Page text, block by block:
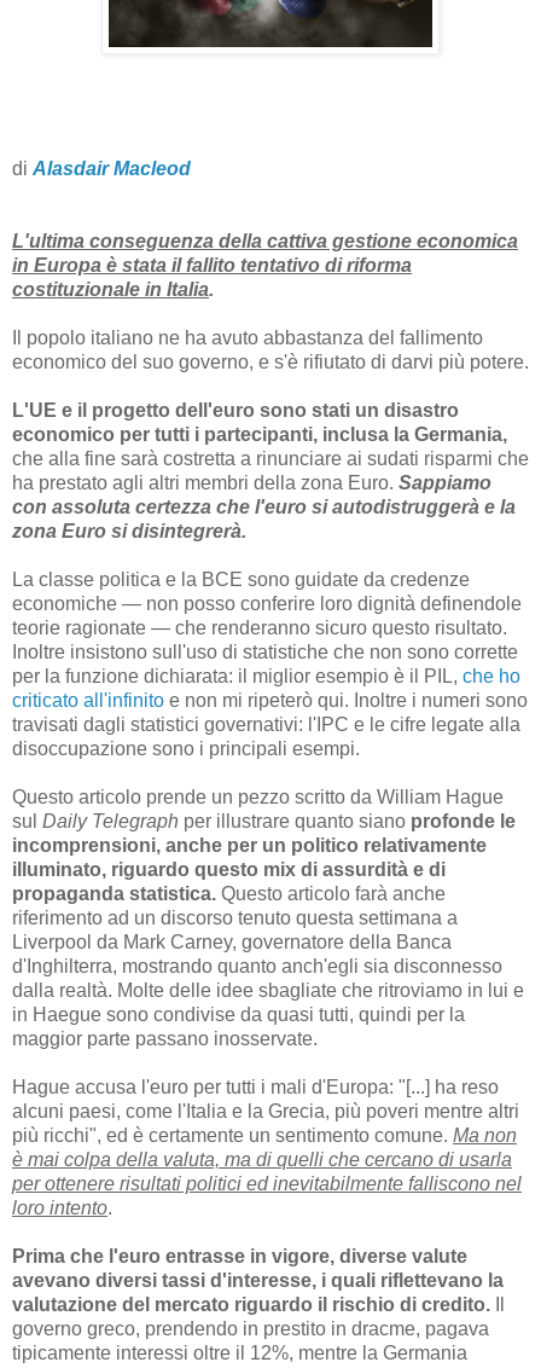
di Alasdair Macleod
L'ultima conseguenza della cattiva gestione economica
in Europa è stata il fallito tentativo di riforma
costituzionale in Italia.
Il popolo italiano ne ha avuto abbastanza del fallimento
economico del suo governo, e s'è rifiutato di darvi più potere.
L'UE e il progetto dell'euro sono stati un disastro
economico per tutti i partecipanti, inclusa la Germania,
che alla fine sarà costretta a rinunciare ai sudati risparmi che
ha prestato agli altri membri della zona Euro. Sappiamo
con assoluta certezza che l'euro si autodistruggerà e la
zona Euro si disintegrerà.
La classe politica e la BCE sono guidate da credenze
economiche — non posso conferire loro dignità definendole
teorie ragionate — che renderanno sicuro questo risultato.
Inoltre insistono sull'uso di statistiche che non sono corrette
per la funzione dichiarata: il miglior esempio è il PIL, che ho
criticato all'infinito e non mi ripeterò qui. Inoltre i numeri sono
travisati dagli statistici governativi: l'IPC e le cifre legate alla
disoccupazione sono i principali esempi.
Questo articolo prende un pezzo scritto da William Hague
sul Daily Telegraph per illustrare quanto siano profonde le
incomprensioni, anche per un politico relativamente
illuminato, riguardo questo mix di assurdità e di
propaganda statistica. Questo articolo farà anche
riferimento ad un discorso tenuto questa settimana a
Liverpool da Mark Carney, governatore della Banca
d'Inghilterra, mostrando quanto anch'egli sia disconnesso
dalla realtà. Molte delle idee sbagliate che ritroviamo in lui e
in Haegue sono condivise da quasi tutti, quindi per la
maggior parte passano inosservate.
Hague accusa l'euro per tutti i mali d'Europa: "[...] ha reso
alcuni paesi, come l'Italia e la Grecia, più poveri mentre altri
più ricchi", ed è certamente un sentimento comune. Ma non
è mai colpa della valuta, ma di quelli che cercano di usarla
per ottenere risultati politici ed inevitabilmente falliscono nel
loro intento.
Prima che l'euro entrasse in vigore, diverse valute
avevano diversi tassi d'interesse, i quali riflettevano la
valutazione del mercato riguardo il rischio di credito.
governo greco, prendendo in prestito in dracme, pagava
tipicamente interessi oltre il 12%, mentre la Germania